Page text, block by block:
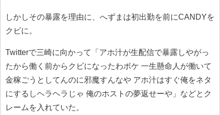
しかしその暴露を理由に、へずまは初出勤を前にCANDYを
クビに。
Twitterで三崎に向かって「アホ汁が生配信で暴露しやがっ
たから働く前からクビになったわボケ 一生懸命人が働いて
金稼ごうとしてんのに邪魔すんなや アホ汁はすぐ俺をネタ
にするしヘラヘラじゃ 俺のホストの夢返せーや」などとク
レームを入れていた。